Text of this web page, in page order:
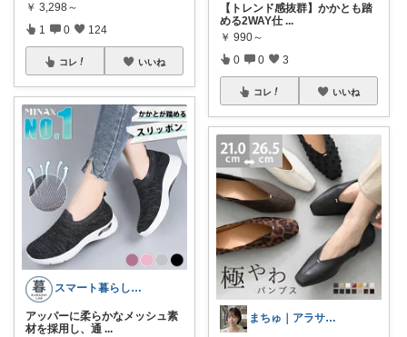
￥ 3,298～
1 0 124
コレ いいね
スマート暮らしラボ
アッパーに柔らかなメッシュ素
材を採用し、通 ...
【トレンド感抜群】かかとも踏
める2WAY仕 ...
￥ 990～
0 0 3
コレ いいね
まちゅ｜アラサー高見えきれいめ服